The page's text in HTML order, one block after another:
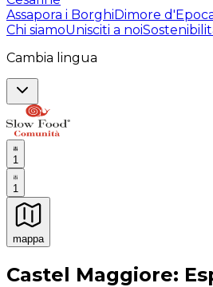
Assapora i BorghiDimore
Chi siamoUnisciti a noi
Cambia lingua
1
1
mappa
Esperienze culinarie
Castel Maggiore: